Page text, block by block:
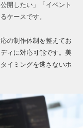
開したい」「イベント
ケースです。
の制作体制を整えてお
ィに対応可能です。美
イミングを逃さないホ